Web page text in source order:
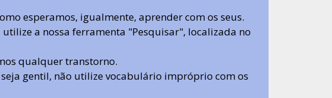
esperamos, igualmente, aprender com os seus.
a nossa ferramenta "Pesquisar", localizada no
qualquer transtorno.
seja gentil, não utilize vocabulário impróprio com os